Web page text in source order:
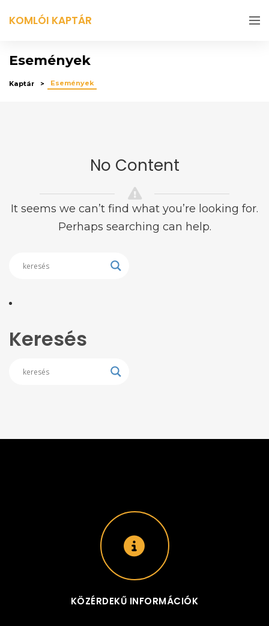
KOMLÓI KAPTÁR
Események
Kaptár Események
No Content
It seems we can’t find what you’re looking for.
Perhaps searching can help.
Keresés
KÖZÉRDEKŰ INFORMÁCIÓK